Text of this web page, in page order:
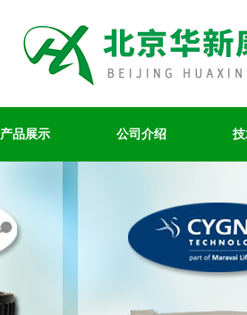
产品展示 公司介绍